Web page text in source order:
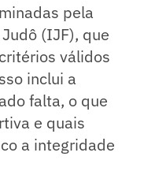
pela
(IJF), que
válidos
inclui a
falta, o que
e quais
a integridade